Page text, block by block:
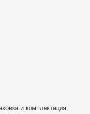
и комплектация,